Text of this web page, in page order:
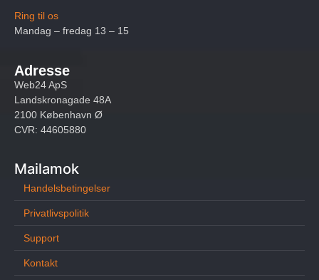
Ring til os
Mandag – fredag 13 – 15
Adresse
Web24 ApS
Landskronagade 48A
2100 København Ø
CVR: 44605880
Mailamok
Handelsbetingelser
Privatlivspolitik
Support
Kontakt